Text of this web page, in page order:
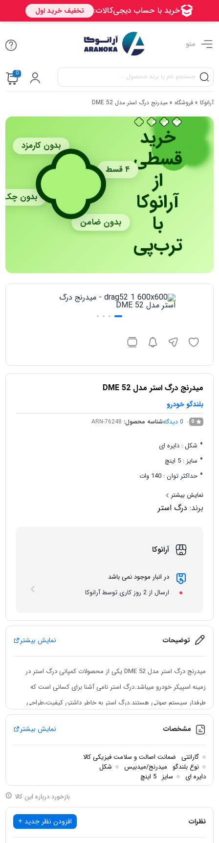
منو
0
آرانوکا »فروشگاه »میدرنج درگ استر مدل DME 52
خرید
قسطی
از
آرانوکا
با
ترب‌پی
بدون کارمزد
۴ قسط
بدون چک
بدون ضامن
میدرنج درگ استر مدل DME 52
بلندگو خودرو
0
0 دیدگاهشناسه محصول: ARN-76248
شکل : دایره ای
سایز : 5 اینچ
حداکثر توان : 140 وات
توان اسمی (RMS) : 70 وات
تعداد در هر جعبه : یک جفت
نمایش بیشتر
برند: درگ استر
آرانوکا
در انبار موجود نمی باشد
ارسال از 2 روز کاری توسط آرانوکا
توضیحات نمایش بیشتر
میدرنج درگ استر مدل DME 52 یکی از محصولات کمپانی درگ استر در
زمینه اسپیکر خودرو میباشد.درگ استر نامی آشنا برای کسانی است که
طرفدار سیستم صوتی هستند.درگ استر به خاطر داشتن کیفیت،طراحی
خوب و قدرت بالا همیشه زبانزد بوده است.میدرنج درگ استر DME 52 یک
اسپیکر 5 اینچ دایره ای (گرد) بوده و برای راه اندازی آن بهتر است از آمپلی
وات و توان اسمی 70 وات RMS استفاده کرده است.همچنین فرکانس
میدرنج 5 اینچ درگ استر کویل صوتی (سیم پیچ) آن است که از جنس
آلومینیوم بوده و سایزی معادل 1.5 اینچ دارد.اگر دنبال یک میدرنج با کیفیت
میگردید درگ استر یکی از بهترین گزینه هاست.برندی که رقیبانی بزرگانی
مشخصات نمایش بیشتر
گارانتی ضمانت اصالت و سلامت فیزیکی کالا
نوع بلندگو
میدرنج/میدبیس
شکل
دایره ای
سایز 5 اینچ
بازخورد درباره این کالا
نظرات افزودن نظر جدید +